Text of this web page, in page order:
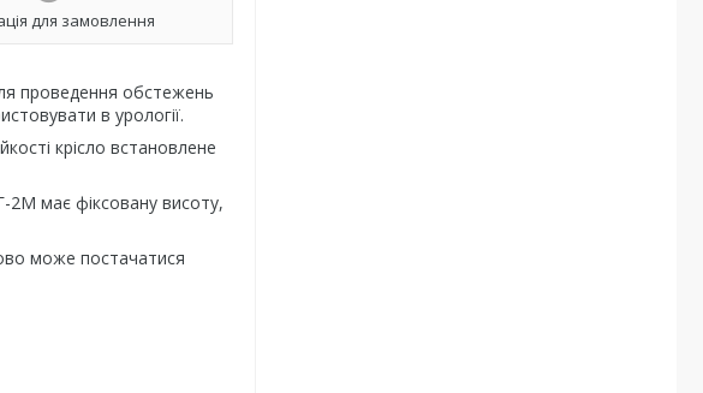
для замовлення
проведення обстежень
в урології.
крісло встановлене
2М має фіксовану висоту,
може постачатися